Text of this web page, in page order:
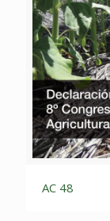
AC 48